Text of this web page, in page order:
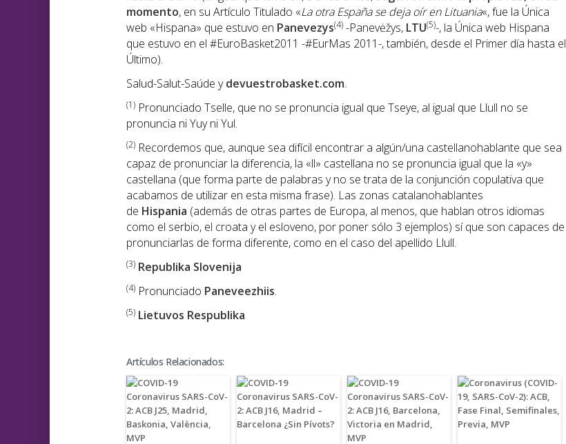
momento, en su Artículo Titulado «La otra España se deja oír en Lituania«, fue la Única
web «Hispana» que estuvo en Panevezys(4) -Panevėžys, LTU(5)-, la Única web Hispana
que estuvo en el #EuroBasket2011 -#EurMas 2011-, también, desde el Primer día hasta el
Último).
Salud-Salut-Saúde ydevuestrobasket.com.
(1) Pronunciado Tselle, que no se pronuncia igual que Tseye, al igual que Llull no se
pronuncia ni Yuy ni Yul.
(2) Recordemos que, aunque sea difícil encontrar a algún/una castellanohablante que sea
capaz de pronunciar la diferencia, la «ll» castellana no se pronuncia igual que la «y»
castellana (que forma parte de palabras y no se trata de la conjunción copulativa que
acabamos de utilizar en esta misma frase). Las zonas catalanohablantes
de Hispania (además de otras partes de Europa, al menos, que hablan otros idiomas
como el serbio, el croata y el esloveno, por poner sólo 3 ejemplos) sí que son capaces de
pronunciarlas de forma diferente, como en el caso del apellido Llull.
(3) Republika Slovenija
(4) Pronunciado Paneveezhiis.
(5) Lietuvos Respublika
Artículos Relacionados: